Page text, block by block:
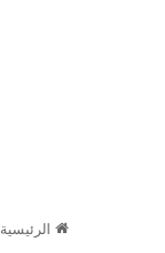
الرئيسية